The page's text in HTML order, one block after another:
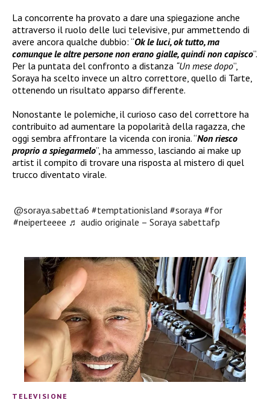
La concorrente ha provato a dare una spiegazione anche
attraverso il ruolo delle luci televisive, pur ammettendo di
avere ancora qualche dubbio: “Ok le luci, ok tutto, ma
comunque le altre persone non erano gialle, quindi non capisco”.
Per la puntata del confronto a distanza “Un mese dopo”,
Soraya ha scelto invece un altro correttore, quello di Tarte,
ottenendo un risultato apparso differente.
Nonostante le polemiche, il curioso caso del correttore ha
contribuito ad aumentare la popolarità della ragazza, che
oggi sembra affrontare la vicenda con ironia. “Non riesco
proprio a spiegarmelo”, ha ammesso, lasciando ai make up
artist il compito di trovare una risposta al mistero di quel
trucco diventato virale.
@soraya.sabetta6 #temptationisland #soraya #for
#neiperteeee ♬ audio originale – Soraya sabettafp
TELEVISIONE